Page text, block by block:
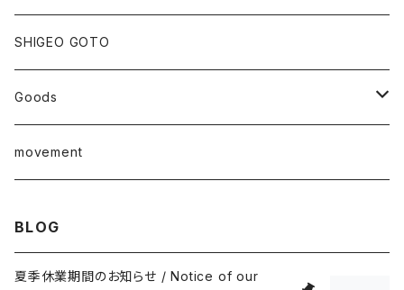
Mayumi Hosokura
Keiji Ito
junaida
SHIGEO GOTO
Goods
T-shirt
movement
BLOG
夏季休業期間のお知らせ / Notice of our